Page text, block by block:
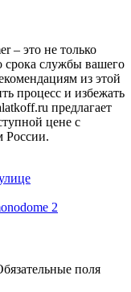
– это не только
срока службы вашего
из этой
процесс и избежать
предлагает
цене с
России.
2
поля